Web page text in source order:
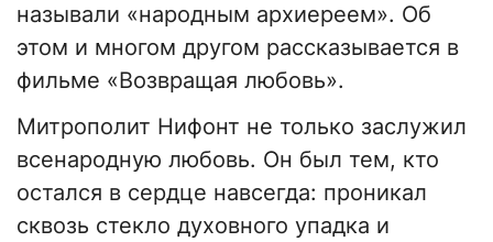
называли «народным архиереем». Об
этом и многом другом рассказывается в
фильме «Возвращая любовь».
Митрополит Нифонт не только заслужил
всенародную любовь. Он был тем, кто
остался в сердце навсегда: проникал
сквозь стекло духовного упадка и